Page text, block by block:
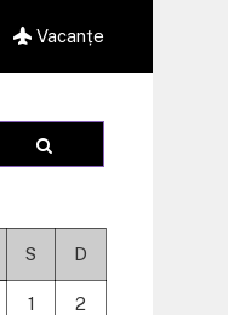
Vacanțe
S D
1 2